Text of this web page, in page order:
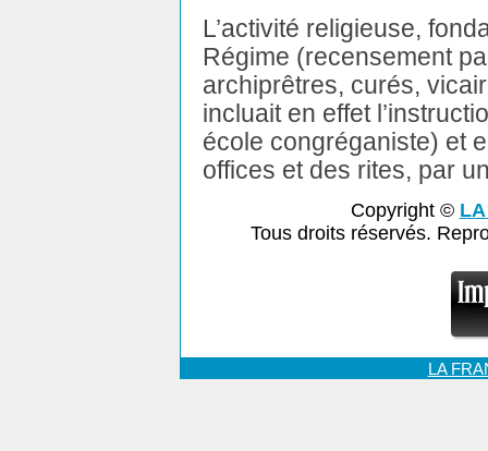
L’activité religieuse,
Régime (recensement
archiprêtres, curés,
incluait en effet
école congréganiste) et
offices et des rites, par
Copyright ©
Tous droits réservés.
LA